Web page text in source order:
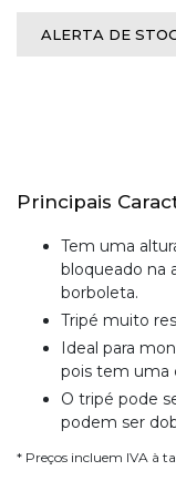
ALERTA DE
Principais
Tem uma
bloqueado na
borboleta.
Tripé muito
Ideal para
pois tem uma
O tripé pode
podem ser
* Preços incluem IVA à